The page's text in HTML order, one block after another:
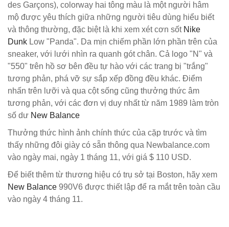
des Garçons), colorway hai tông màu là một người hâm
mộ được yêu thích giữa những người tiêu dùng hiểu biết
và thông thường, đặc biệt là khi xem xét cơn sốt Nike
Dunk Low "Panda". Da mịn chiếm phần lớn phần trên của
sneaker, với lưới nhìn ra quanh gót chân. Cả logo "N" và
"550" trên hồ sơ bên đều tự hào với các trang bị "trắng"
tương phản, phá vỡ sự sắp xếp đồng đều khác. Điểm
nhấn trên lưỡi và qua cột sống cũng thưởng thức âm
tương phản, với các đơn vị duy nhất từ năm 1989 làm tròn
số dư New Balance
Thưởng thức hình ảnh chính thức của cặp trước và tìm
thấy những đôi giày có sẵn thông qua Newbalance.com
vào ngày mai, ngày 1 tháng 11, với giá $ 110 USD.
Để biết thêm từ thương hiệu có trụ sở tại Boston, hãy xem
New Balance 990V6 được thiết lập để ra mắt trên toàn cầu
vào ngày 4 tháng 11.